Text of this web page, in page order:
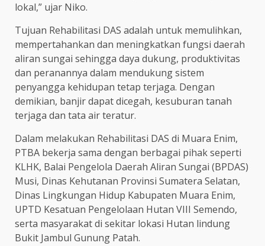
lokal,” ujar Niko.
Tujuan Rehabilitasi DAS adalah untuk memulihkan,
mempertahankan dan meningkatkan fungsi daerah
aliran sungai sehingga daya dukung, produktivitas
dan peranannya dalam mendukung sistem
penyangga kehidupan tetap terjaga. Dengan
demikian, banjir dapat dicegah, kesuburan tanah
terjaga dan tata air teratur.
Dalam melakukan Rehabilitasi DAS di Muara Enim,
PTBA bekerja sama dengan berbagai pihak seperti
KLHK, Balai Pengelola Daerah Aliran Sungai (BPDAS)
Musi, Dinas Kehutanan Provinsi Sumatera Selatan,
Dinas Lingkungan Hidup Kabupaten Muara Enim,
UPTD Kesatuan Pengelolaan Hutan VIII Semendo,
serta masyarakat di sekitar lokasi Hutan lindung
Bukit Jambul Gunung Patah.